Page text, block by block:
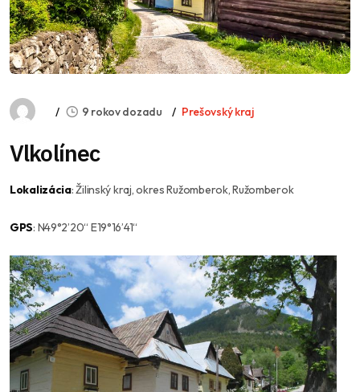
9 rokov dozadu Prešovský kraj
Vlkolínec
Lokalizácia: Žilinský kraj, okres Ružomberok, Ružomberok
GPS: N49°2’20“ E19°16’41“